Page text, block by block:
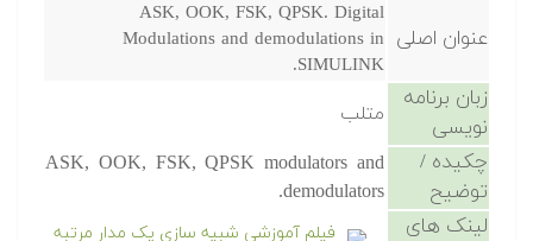
عنوان اصلی
ASK, OOK, FSK, QPSK. Digital
Modulations and demodulations in
SIMULINK.
زبان برنامه
نویسی
متلب
چکیده /
توضیح
ASK, OOK, FSK, QPSK modulators and
demodulators.
لینک های
فیلم آموزشی شبیه سازی یک مدار مرتبه